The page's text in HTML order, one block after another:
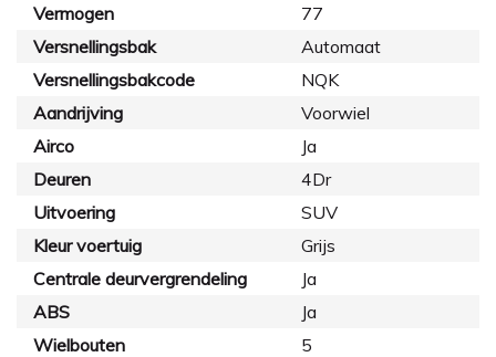
Vermogen
77
Versnellingsbak
Automaat
Versnellingsbakcode
NQK
Aandrijving
Voorwiel
Airco
Ja
Deuren
4Dr
Uitvoering
SUV
Kleur voertuig
Grijs
Centrale deurvergrendeling
Ja
ABS
Ja
Wielbouten
5